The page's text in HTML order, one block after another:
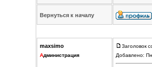
Вернуться к началу
maxsimo
Администрация
Заголовок
Добавлено: